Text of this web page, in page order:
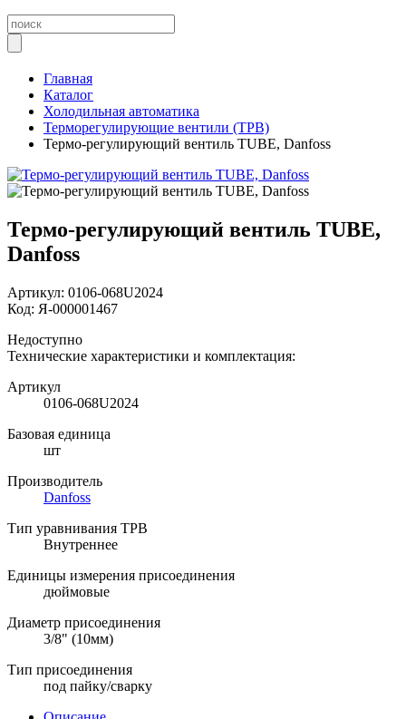
Главная
Каталог
Холодильная автоматика
Терморегулирующие вентили (ТРВ)
Термо-регулирующий вентиль ТUBE, Danfoss
Термо-регулирующий вентиль ТUBE,
Danfoss
Артикул: 0106-068U2024
Код: Я-000001467
Недоступно
Технические характеристики и комплектация:
Артикул
0106-068U2024
Базовая единица
шт
Производитель
Danfoss
Тип уравнивания ТРВ
Внутреннее
Единицы измерения присоединения
дюймовые
Диаметр присоединения
3/8" (10мм)
Тип присоединения
под пайку/сварку